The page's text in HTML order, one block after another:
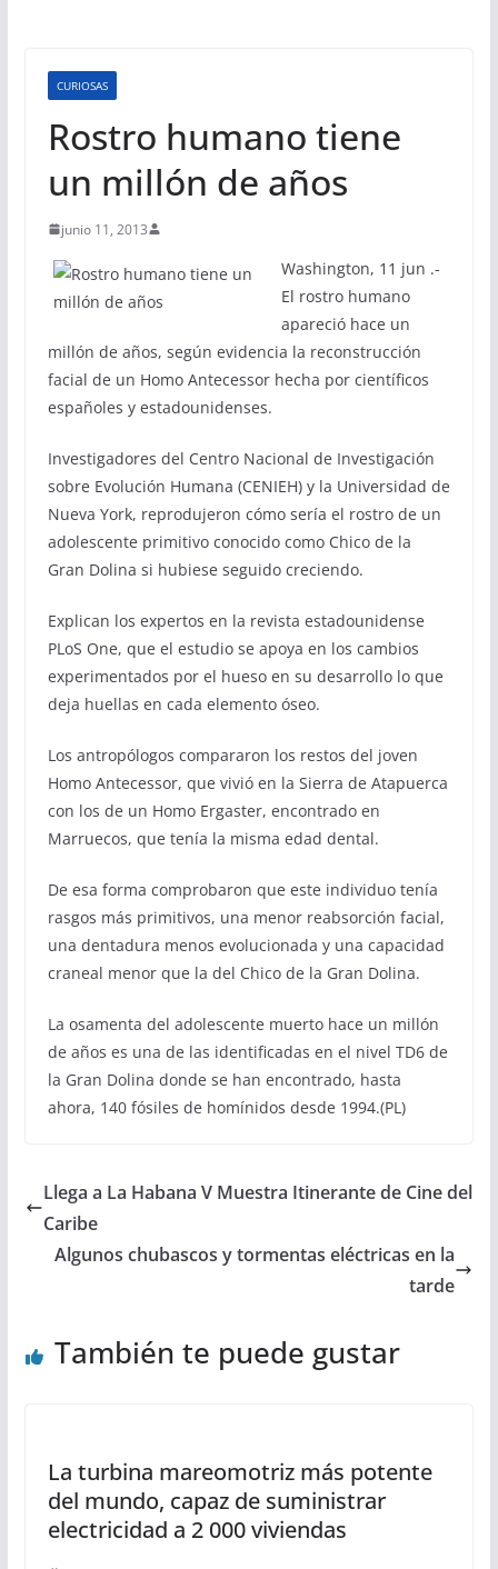
CURIOSAS
Rostro humano tiene
un millón de años
junio 11, 2013
Washington, 11 jun .-
El rostro humano
apareció hace un
millón de años, según evidencia la reconstrucción
facial de un Homo Antecessor hecha por científicos
españoles y estadounidenses.
Investigadores del Centro Nacional de Investigación
sobre Evolución Humana (CENIEH) y la Universidad de
Nueva York, reprodujeron cómo sería el rostro de un
adolescente primitivo conocido como Chico de la
Gran Dolina si hubiese seguido creciendo.
Explican los expertos en la revista estadounidense
PLoS One, que el estudio se apoya en los cambios
experimentados por el hueso en su desarrollo lo que
deja huellas en cada elemento óseo.
Los antropólogos compararon los restos del joven
Homo Antecessor, que vivió en la Sierra de Atapuerca
con los de un Homo Ergaster, encontrado en
Marruecos, que tenía la misma edad dental.
De esa forma comprobaron que este individuo tenía
rasgos más primitivos, una menor reabsorción facial,
una dentadura menos evolucionada y una capacidad
craneal menor que la del Chico de la Gran Dolina.
La osamenta del adolescente muerto hace un millón
de años es una de las identificadas en el nivel TD6 de
la Gran Dolina donde se han encontrado, hasta
ahora, 140 fósiles de homínidos desde 1994.(PL)
Llega a La Habana V Muestra Itinerante de Cine del
Caribe
Algunos chubascos y tormentas eléctricas en la
tarde
También te puede gustar
La turbina mareomotriz más potente
del mundo, capaz de suministrar
electricidad a 2 000 viviendas